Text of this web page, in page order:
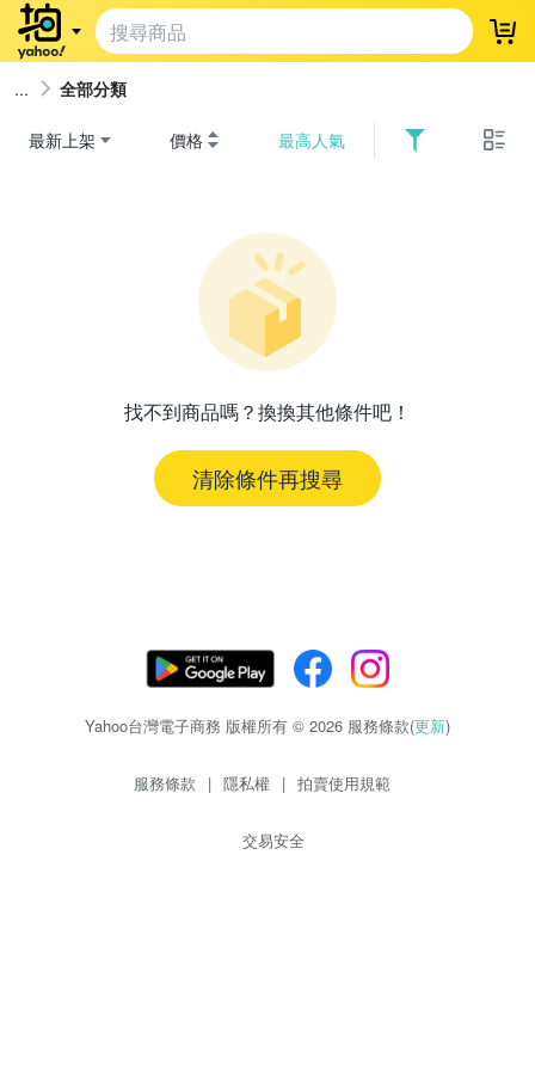
登
全部分類
最新上架 價格 最高人氣
找不到商品嗎？換換其他條件吧！
清除條件再搜尋
Yahoo台灣電子商務 版權所有 © 2026 服務條款(更新)
服務條款 | 隱私權 | 拍賣使用規範
交易安全